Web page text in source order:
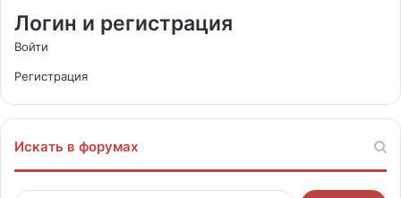
Логин и регистрация
Войти
Регистрация
Искать в форумах